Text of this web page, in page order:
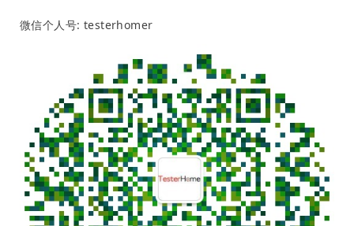
微信个人号: testerhomer